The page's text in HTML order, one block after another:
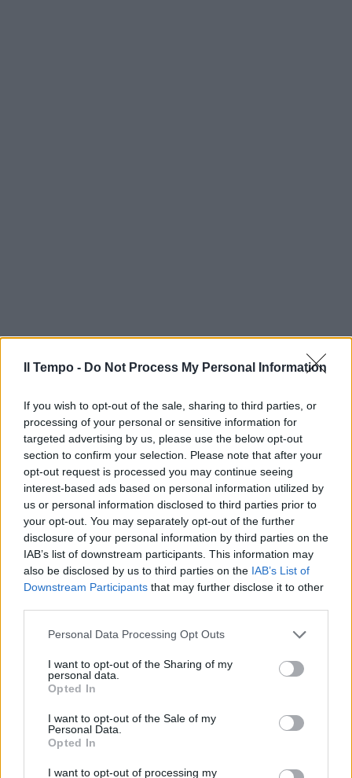
Il Tempo - Do Not Process My Personal Information
If you wish to opt-out of the sale, sharing to third parties, or
processing of your personal or sensitive information for
targeted advertising by us, please use the below opt-out
section to confirm your selection. Please note that after your
opt-out request is processed you may continue seeing
interest-based ads based on personal information utilized by
us or personal information disclosed to third parties prior to
your opt-out. You may separately opt-out of the further
disclosure of your personal information by third parties on the
IAB’s list of downstream participants. This information may
also be disclosed by us to third parties on the IAB’s List of
Downstream Participants that may further disclose it to other
Personal Data Processing Opt Outs
I want to opt-out of the Sharing of my
personal data.
Opted In
I want to opt-out of the Sale of my
Personal Data.
Opted In
I want to opt-out of processing my
In evidenza